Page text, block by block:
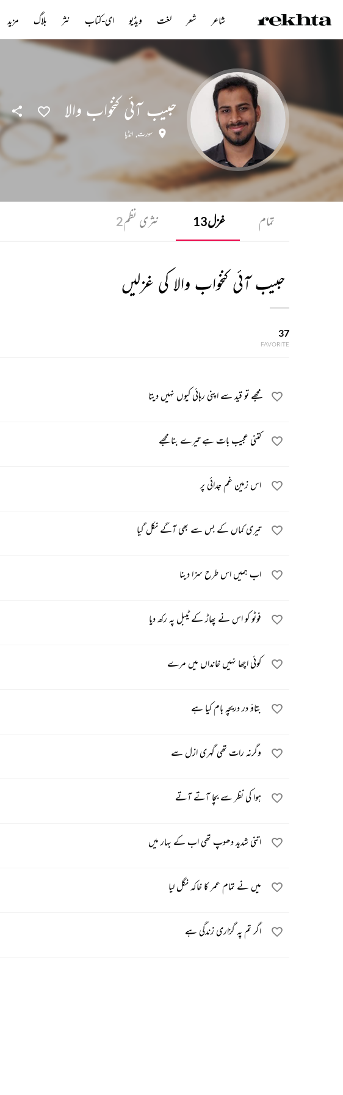
حبیب آئی کنخواب والا
سورت, انڈیا
تمام غزل13 نثری نظم2
حبیب آئی کنخواب والا کی غزلیں
37
FAVORITE
مجھے تو قید سے اپنی رہائی کیوں نہیں دیتا
کتنی عجیب بات ہے تیرے بنا مجھے
اس زمین غم جدائی پر
تیری کماں کے بس سے بھی آگے نکل گیا
اب ہمیں اس طرح سزا دینا
فوٹو کو اس نے پھاڑ کے ٹیبل پہ رکھ دیا
کوئی اچھا نہیں خانداں میں مرے
بتاؤ در دریچہ بام کیا ہے
وگرنہ رات تھی گہری ازل سے
ہوا کی نظر سے بچا آتے آتے
اتنی شدید دھوپ تھی اب کے بہار میں
میں نے تمام عمر کا خاکہ نگل لیا
اگر تم پہ گزاری زندگی ہے
شاعر شعر لغت ویڈیو ای-کتاب نثر بلاگ مزید